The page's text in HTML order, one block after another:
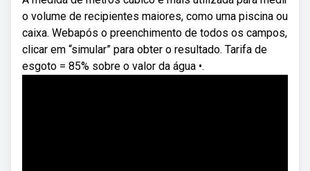
o volume de recipientes maiores, como uma piscina ou
caixa. Webapós o preenchimento de todos os campos,
clicar em “simular” para obter o resultado. Tarifa de
esgoto = 85% sobre o valor da água •.